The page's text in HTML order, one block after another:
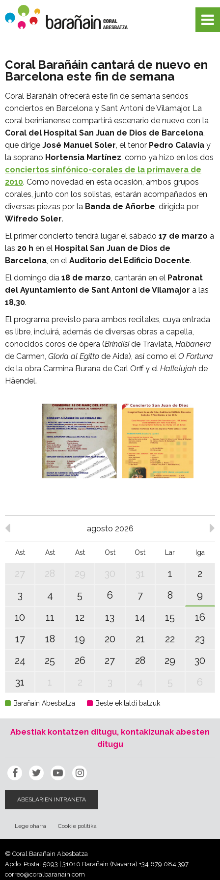
Coral Barañáin cantará de nuevo en
Barcelona este fin de semana
Coral Barañáin ofrecerá este fin de semana sendos
conciertos en Barcelona y Sant Antoni de Vilamajor. La
coral berinianense compartirá escenario de nuevo con la
Coral del Hospital San Juan de Dios de Barcelona,
que dirige José Manuel Soler, el tenor Pedro Calavia y
la soprano Hortensia Martínez, como ya hizo en los dos
conciertos sinfónico-corales de la primavera de
2010. Como novedad en esta ocasión, ambos grupos
corales, junto con los solistas, estarán acompañados en
diversas piezas por la Banda de Añorbe, dirigida por
Wifredo Soler.
El primer concierto tendrá lugar el sábado 17 de marzo a
las 20 h en el Hospital San Juan de Dios de
Barcelona, en el Auditorio del Edificio Docente.
El domingo día 18 de marzo, cantarán en el Patronat
del Ayuntamiento de Sant Antoni de Vilamajor a las
18,30.
El programa previsto para ambos recitales, cuya entrada
es libre, incluirá, además de diversas obras a capella,
conocidos coros de ópera (Brindiside Traviata, Habanera
de Carmen, Gloria al Egitto de Aida), así como el O Fortuna
de la obra Carmina Burana de Carl Orff y el Hallelujah de
Häendel.
agosto 2026
Ast Ast Ast Ost Ost Lar Iga
27 28 29 30 31 1
2
3
4 5 6 7 8
9
10
11 12 13 14 15
16
17
18 19 20 21 22
23
24
25 26 27 28 29
30
31
1 2 3 4 5 6
Barañain Abesbatza Beste ekitaldi batzuk
Abestiak kontatzen ditugu, kontakizunak abesten
ditugu
ABESLARIEN INTRANETA
Lege oharra Cookie politika
© Coral Barañain Abesbatza
Apdo. Postal 5093 | 31010 Barañain (Navarra) +34 679 084 397
correo@coralbaranain.com